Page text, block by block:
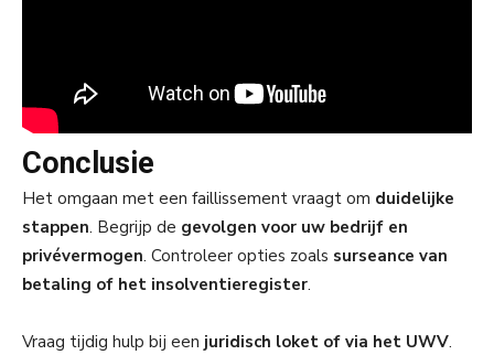
Conclusie
Het omgaan met een faillissement vraagt om duidelijke
stappen. Begrijp de gevolgen voor uw bedrijf en
privévermogen. Controleer opties zoals surseance van
betaling of het insolventieregister.
Vraag tijdig hulp bij een juridisch loket of via het UWV.